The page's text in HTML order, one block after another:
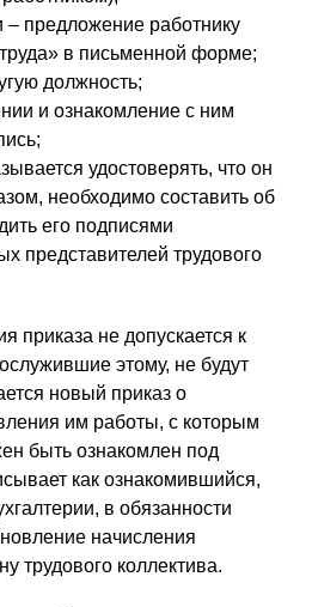
– предложение работнику
труда» в письменной форме;
должность;
и ознакомление с ним
удостоверять, что он
необходимо составить об
его подписями
представителей трудового
приказа не допускается к
этому, не будут
новый приказ о
им работы, с которым
быть ознакомлен под
как ознакомившийся,
в обязанности
начисления
трудового коллектива.